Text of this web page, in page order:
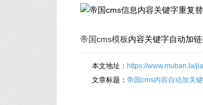
帝国cms模板内容关键字自动加
本文地址： https://www.muban.la/
文章标题： 帝国cms内容自动加关